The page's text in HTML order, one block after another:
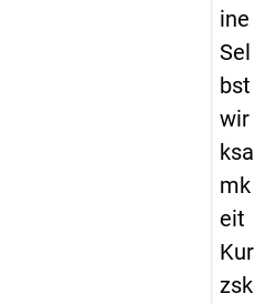
ine
Sel
bst
wir
ksa
mk
eit
Kur
zsk